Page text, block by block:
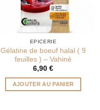
EPICERIE
Gélatine de boeuf halal ( 9
feuilles ) – Vahiné
6,90 €
AJOUTER AU PANIER